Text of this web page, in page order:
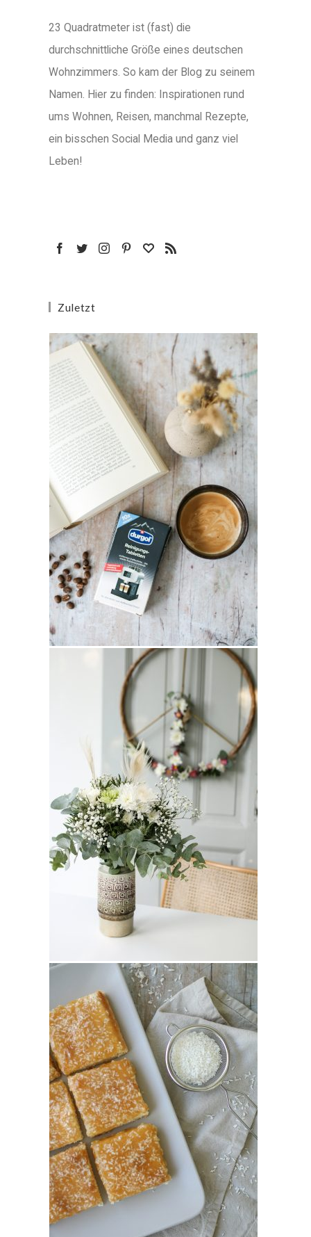
23 Quadratmeter ist (fast) die
durchschnittliche Größe eines deutschen
Wohnzimmers. So kam der Blog zu seinem
Namen. Hier zu finden: Inspirationen rund
ums Wohnen, Reisen, manchmal Rezepte,
ein bisschen Social Media und ganz viel
Leben!
Zuletzt